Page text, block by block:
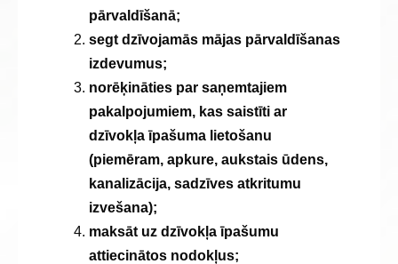
pārvaldīšanā;
segt dzīvojamās mājas pārvaldīšanas
izdevumus;
norēķināties par saņemtajiem
pakalpojumiem, kas saistīti ar
dzīvokļa īpašuma lietošanu
(piemēram, apkure, aukstais ūdens,
kanalizācija, sadzīves atkritumu
izvešana);
maksāt uz dzīvokļa īpašumu
attiecinātos nodokļus;